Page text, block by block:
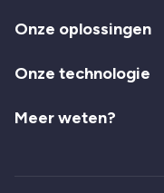
Onze oplossingen
Onze technologie
Meer weten?